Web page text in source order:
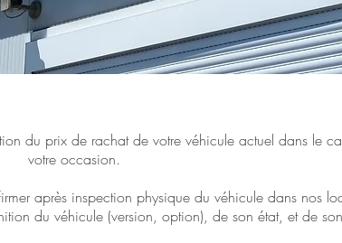
du prix de rachat de votre véhicule actuel dans le
votre occasion.
après inspection physique du véhicule dans nos
du véhicule (version, option), de son état, et de